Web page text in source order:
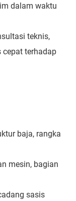
dalam waktu
teknis,
terhadap
baja, rangka
mesin, bagian
sasis